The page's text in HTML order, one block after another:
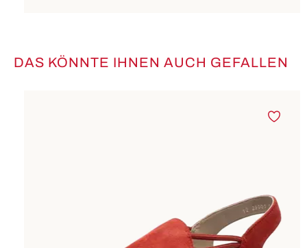
Produktgalerie überspringen
DAS KÖNNTE IHNEN AUCH GEFALLEN